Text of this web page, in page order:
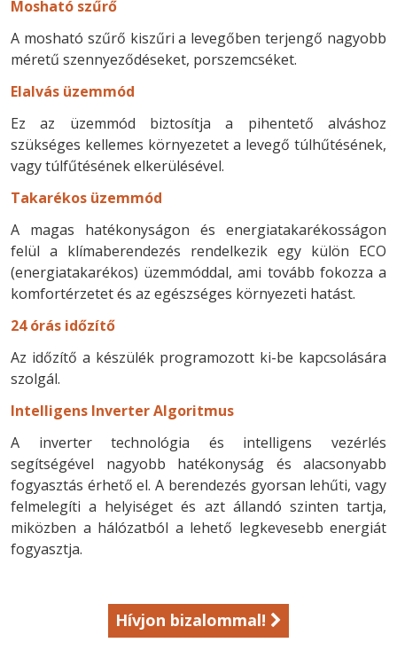
Mosható szűrő
A mosható szűrő kiszűri a levegőben terjengő nagyobb
méretű szennyeződéseket, porszemcséket.
Elalvás üzemmód
Ez az üzemmód biztosítja a pihentető alváshoz
szükséges kellemes környezetet a levegő túlhűtésének,
vagy túlfűtésének elkerülésével.
Takarékos üzemmód
A magas hatékonyságon és energiatakarékosságon
felül a klímaberendezés rendelkezik egy külön ECO
(energiatakarékos) üzemmóddal, ami tovább fokozza a
komfortérzetet és az egészséges környezeti hatást.
24 órás időzítő
Az időzítő a készülék programozott ki-be kapcsolására
szolgál.
Intelligens Inverter Algoritmus
A inverter technológia és intelligens vezérlés
segítségével nagyobb hatékonyság és alacsonyabb
fogyasztás érhető el. A berendezés gyorsan lehűti, vagy
felmelegíti a helyiséget és azt állandó szinten tartja,
miközben a hálózatból a lehető legkevesebb energiát
fogyasztja.
Hívjon bizalommal!